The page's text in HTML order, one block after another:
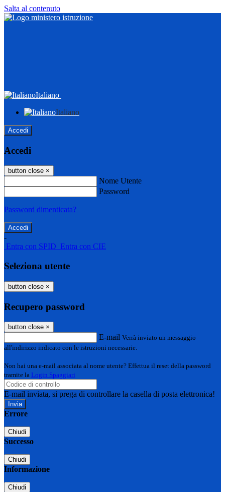
Salta al contenuto
Italiano
Italiano
Accedi
Accedi
button close ×
Nome Utente
Password
Password dimenticata?
-
Entra con SPID Entra con CIE
Seleziona utente
button close ×
Recupero password
button close ×
E-mail Verrà inviato un messaggio
all'indirizzo indicato con le istruzioni necessarie.
Non hai una e-mail associata al nome utente? Effettua il reset della password
tramite la Login Spaggiari
E-mail inviata, si prega di controllare la casella di posta elettronica!
Errore
Chiudi
Successo
Chiudi
Informazione
Chiudi